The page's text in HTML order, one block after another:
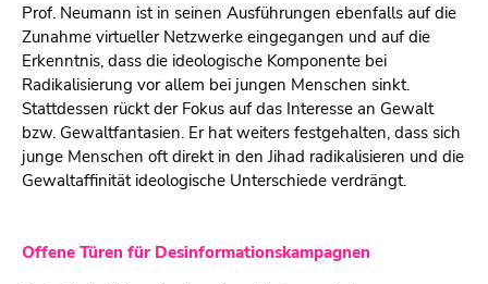
Prof. Neumann ist in seinen Ausführungen ebenfalls auf die
Zunahme virtueller Netzwerke eingegangen und auf die
Erkenntnis, dass die ideologische Komponente bei
Radikalisierung vor allem bei jungen Menschen sinkt.
Stattdessen rückt der Fokus auf das Interesse an Gewalt
bzw. Gewaltfantasien. Er hat weiters festgehalten, dass sich
junge Menschen oft direkt in den Jihad radikalisieren und die
Gewaltaffinität ideologische Unterschiede verdrängt.
Offene Türen für Desinformationskampagnen